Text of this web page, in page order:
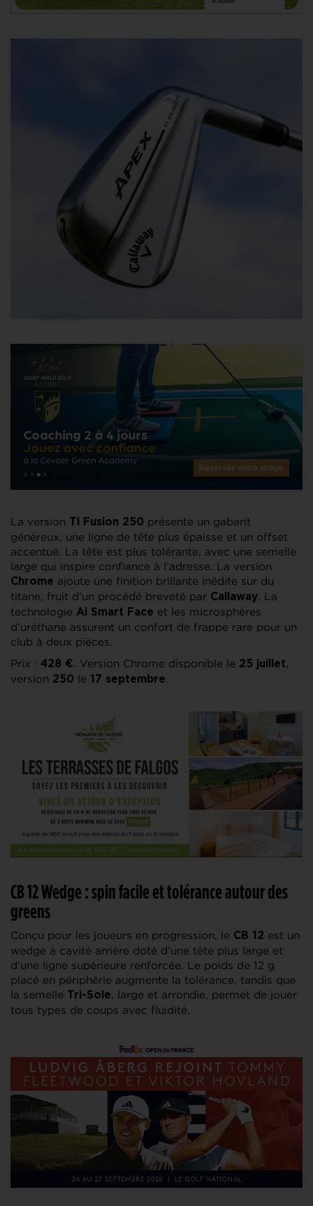
La version Ti Fusion 250 présente un gabarit
généreux, une ligne de tête plus épaisse et un offset
accentué. La tête est plus tolérante, avec une semelle
large qui inspire confiance à l’adresse. La version
Chrome ajoute une finition brillante inédite sur du
titane, fruit d’un procédé breveté par Callaway. La
technologie Ai Smart Face et les microsphères
d’uréthane assurent un confort de frappe rare pour un
club à deux pièces.
Prix : 428 €. Version Chrome disponible le 25 juillet,
version 250 le 17 septembre.
CB 12 Wedge : spin facile et tolérance autour des
greens
Conçu pour les joueurs en progression, le CB 12 est un
wedge à cavité arrière doté d’une tête plus large et
d’une ligne supérieure renforcée. Le poids de 12 g
placé en périphérie augmente la tolérance, tandis que
la semelle
Tri-Sole, large et arrondie, permet de jouer
tous types de coups avec fluidité.